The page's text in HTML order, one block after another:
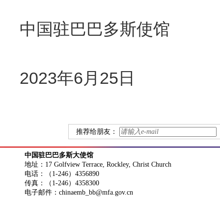
中国驻巴巴多斯使馆
2023年6月25日
推荐给朋友：
中国驻巴巴多斯大使馆
地址：17 Golfview Terrace, Rockley, Christ Church
电话：（1-246）4356890
传真：（1-246）4358300
电子邮件：chinaemb_bb@mfa.gov.cn